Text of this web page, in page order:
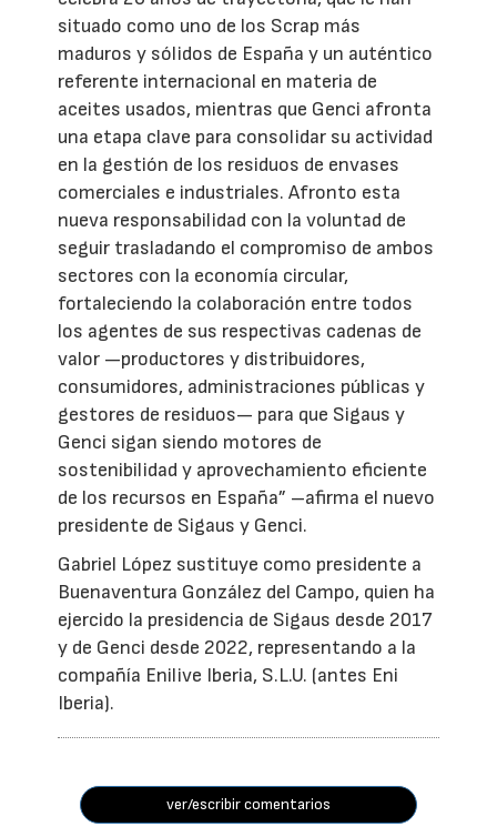
situado como uno de los Scrap más
maduros y sólidos de España y un auténtico
referente internacional en materia de
aceites usados, mientras que Genci afronta
una etapa clave para consolidar su actividad
en la gestión de los residuos de envases
comerciales e industriales. Afronto esta
nueva responsabilidad con la voluntad de
seguir trasladando el compromiso de ambos
sectores con la economía circular,
fortaleciendo la colaboración entre todos
los agentes de sus respectivas cadenas de
valor —productores y distribuidores,
consumidores, administraciones públicas y
gestores de residuos— para que Sigaus y
Genci sigan siendo motores de
sostenibilidad y aprovechamiento eficiente
de los recursos en España” –afirma el nuevo
presidente de Sigaus y Genci.
Gabriel López sustituye como presidente a
Buenaventura González del Campo, quien ha
ejercido la presidencia de Sigaus desde 2017
y de Genci desde 2022, representando a la
compañía Enilive Iberia, S.L.U. (antes Eni
Iberia).
ver/escribir comentarios